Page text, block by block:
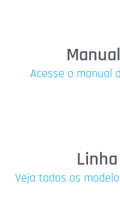
Acesse o manual
Veja todos os